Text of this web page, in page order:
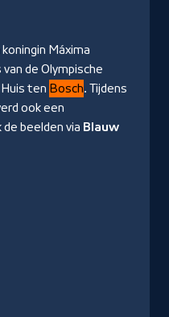
Máxima
de Olympische
ten Bosch. Tijdens
ook een
beelden via Blauw